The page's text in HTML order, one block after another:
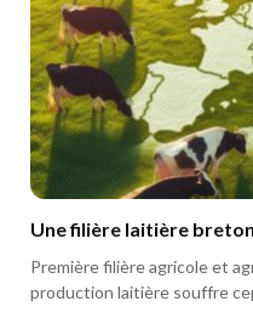
Une filière laitière
Première filière agricole et
production laitière souffre